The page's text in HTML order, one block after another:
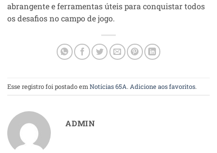
abrangente e ferramentas úteis para conquistar todos
os desafios no campo de jogo.
Esse registro foi postado em Notícias 65A. Adicione aos favoritos.
ADMIN